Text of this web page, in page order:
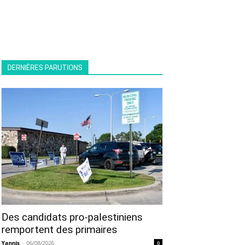
DERNIÈRES PARUTIONS
Des candidats pro-palestiniens
remportent des primaires
Yannis - 06/08/2026 0